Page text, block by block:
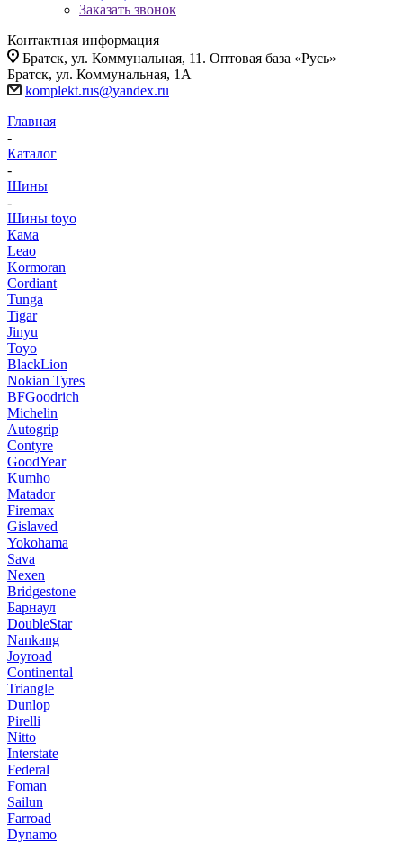
Заказать звонок
Контактная информация
Братск, ул. Коммунальная, 11. Оптовая база «Русь»
Братск, ул. Коммунальная, 1А
komplekt.rus@yandex.ru
Главная
-
Каталог
-
Шины
-
Шины toyo
Кама
Leao
Kormoran
Cordiant
Tunga
Tigar
Jinyu
Toyo
BlackLion
Nokian Tyres
BFGoodrich
Michelin
Autogrip
Contyre
GoodYear
Kumho
Matador
Firemax
Gislaved
Yokohama
Sava
Nexen
Bridgestone
Барнаул
DoubleStar
Nankang
Joyroad
Continental
Triangle
Dunlop
Pirelli
Nitto
Interstate
Federal
Foman
Sailun
Farroad
Dynamo